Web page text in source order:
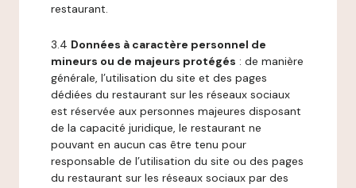
restaurant.
3.4 Données à caractère personnel de
mineurs ou de majeurs protégés : de manière
générale, l’utilisation du site et des pages
dédiées du restaurant sur les réseaux sociaux
est réservée aux personnes majeures disposant
de la capacité juridique, le restaurant ne
pouvant en aucun cas être tenu pour
responsable de l’utilisation du site ou des pages
du restaurant sur les réseaux sociaux par des